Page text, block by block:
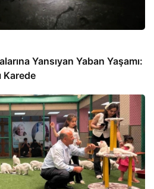
Yansıyan Yaban Yaşamı:
Karede